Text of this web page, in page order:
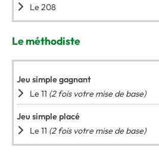
Le 208
Le méthodiste
Jeu simple gagnant
Le 11 (2 fois votre mise de base)
Jeu simple placé
Le 11 (2 fois votre mise de base)